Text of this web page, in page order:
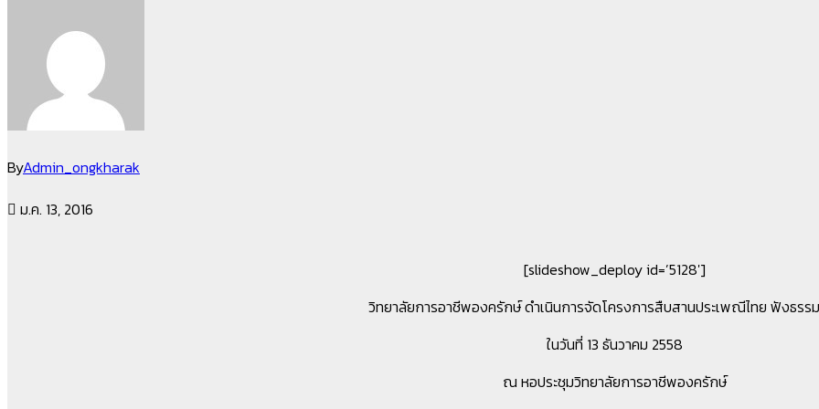
ByAdmin_ongkharak
ม.ค. 13, 2016
[slideshow_deploy id=’5128′]
วิทยาลัยการอาชีพองครักษ์ ดำเนินการจัดโครงการสืบสานประเพณีไทย ฟังธร
ในวันที่ 13 ธันวาคม 2558
ณ หอประชุมวิทยาลัยการอาชีพองครักษ์